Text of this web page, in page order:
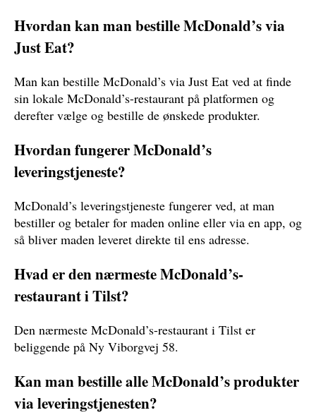
Hvordan kan man bestille McDonald’s via
Just Eat?
Man kan bestille McDonald’s via Just Eat ved at finde
sin lokale McDonald’s-restaurant på platformen og
derefter vælge og bestille de ønskede produkter.
Hvordan fungerer McDonald’s
leveringstjeneste?
McDonald’s leveringstjeneste fungerer ved, at man
bestiller og betaler for maden online eller via en app, og
så bliver maden leveret direkte til ens adresse.
Hvad er den nærmeste McDonald’s-
restaurant i Tilst?
Den nærmeste McDonald’s-restaurant i Tilst er
beliggende på Ny Viborgvej 58.
Kan man bestille alle McDonald’s produkter
via leveringstjenesten?